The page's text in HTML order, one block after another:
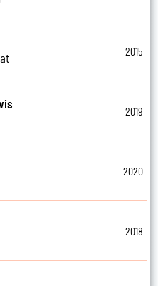
2015
2019
2020
2018